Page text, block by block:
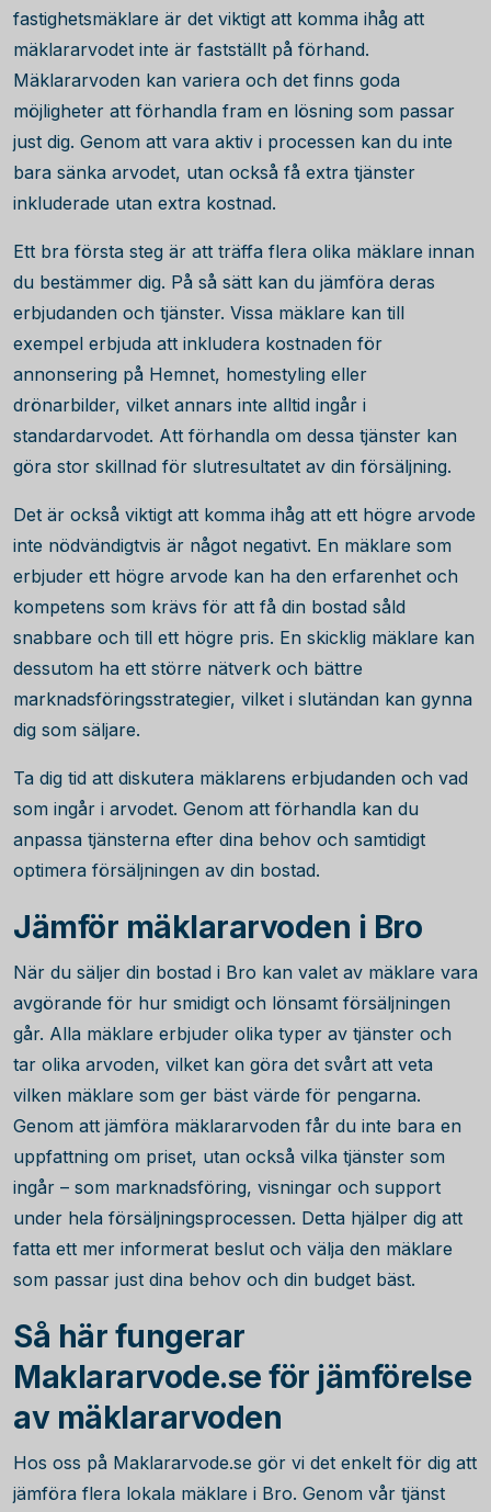
fastighetsmäklare är det viktigt att komma ihåg att
mäklararvodet inte är fastställt på förhand.
Mäklararvoden kan variera och det finns goda
möjligheter att förhandla fram en lösning som passar
just dig. Genom att vara aktiv i processen kan du inte
bara sänka arvodet, utan också få extra tjänster
inkluderade utan extra kostnad.
Ett bra första steg är att träffa flera olika mäklare innan
du bestämmer dig. På så sätt kan du jämföra deras
erbjudanden och tjänster. Vissa mäklare kan till
exempel erbjuda att inkludera kostnaden för
annonsering på Hemnet, homestyling eller
drönarbilder, vilket annars inte alltid ingår i
standardarvodet. Att förhandla om dessa tjänster kan
göra stor skillnad för slutresultatet av din försäljning.
Det är också viktigt att komma ihåg att ett högre arvode
inte nödvändigtvis är något negativt. En mäklare som
erbjuder ett högre arvode kan ha den erfarenhet och
kompetens som krävs för att få din bostad såld
snabbare och till ett högre pris. En skicklig mäklare kan
dessutom ha ett större nätverk och bättre
marknadsföringsstrategier, vilket i slutändan kan gynna
dig som säljare.
Ta dig tid att diskutera mäklarens erbjudanden och vad
som ingår i arvodet. Genom att förhandla kan du
anpassa tjänsterna efter dina behov och samtidigt
optimera försäljningen av din bostad.
Jämför mäklararvoden i Bro
När du säljer din bostad i Bro kan valet av mäklare vara
avgörande för hur smidigt och lönsamt försäljningen
går. Alla mäklare erbjuder olika typer av tjänster och
tar olika arvoden, vilket kan göra det svårt att veta
vilken mäklare som ger bäst värde för pengarna.
Genom att jämföra mäklararvoden får du inte bara en
uppfattning om priset, utan också vilka tjänster som
ingår – som marknadsföring, visningar och support
under hela försäljningsprocessen. Detta hjälper dig att
fatta ett mer informerat beslut och välja den mäklare
som passar just dina behov och din budget bäst.
Så här fungerar
Maklararvode.se för jämförelse
av mäklararvoden
Hos oss på Maklararvode.se gör vi det enkelt för dig att
jämföra flera lokala mäklare i Bro. Genom vår tjänst